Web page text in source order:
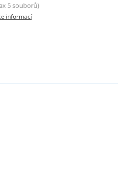
5 souborů)
informací